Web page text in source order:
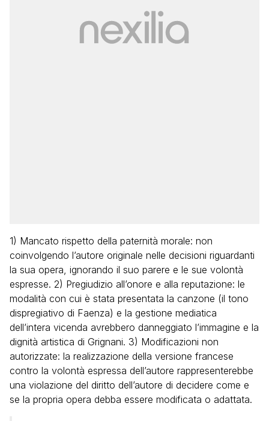
1) Mancato rispetto della paternità morale: non
coinvolgendo l’autore originale nelle decisioni riguardanti
la sua opera, ignorando il suo parere e le sue volontà
espresse. 2) Pregiudizio all’onore e alla reputazione: le
modalità con cui è stata presentata la canzone (il tono
dispregiativo di Faenza) e la gestione mediatica
dell’intera vicenda avrebbero danneggiato l’immagine e la
dignità artistica di Grignani. 3) Modificazioni non
autorizzate: la realizzazione della versione francese
contro la volontà espressa dell’autore rappresenterebbe
una violazione del diritto dell’autore di decidere come e
se la propria opera debba essere modificata o adattata.